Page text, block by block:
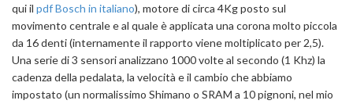
qui il pdf Bosch in italiano), motore di circa 4Kg posto sul
movimento centrale e al quale è applicata una corona molto piccola
da 16 denti (internamente il rapporto viene moltiplicato per 2,5).
Una serie di 3 sensori analizzano 1000 volte al secondo (1 Khz) la
cadenza della pedalata, la velocità e il cambio che abbiamo
impostato (un normalissimo Shimano o SRAM a 10 pignoni, nel mio